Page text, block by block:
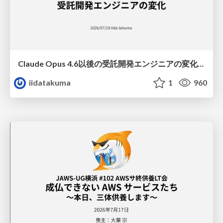
Claude Opus 4.6以後の受託開発エンジニアの変化(Claude Code開発ノウハウ大公開スペシャルbyクラスメソッド)
iidatakuma
1 960